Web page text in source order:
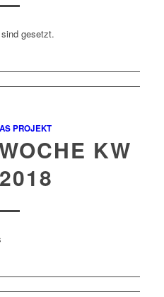
gesetzt.
PROJEKT
KW